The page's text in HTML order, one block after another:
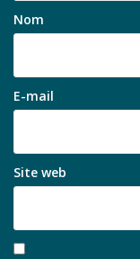
Nom
E-mail
Site web